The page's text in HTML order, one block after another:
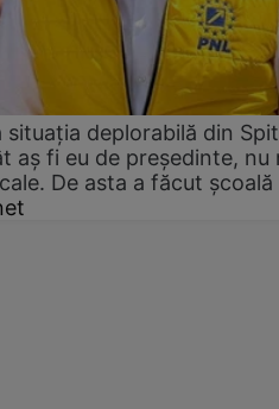
situația deplorabilă din
aș fi eu de președinte, nu
De asta a făcut școală